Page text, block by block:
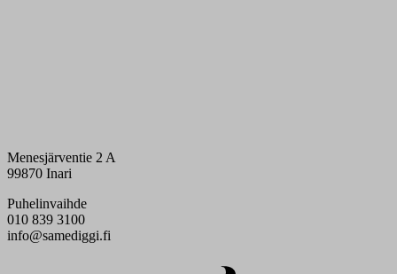
Menesjärventie 2 A
99870 Inari
Puhelinvaihde
010 839 3100
info@samediggi.fi